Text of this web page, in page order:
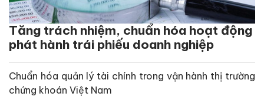
Tăng trách nhiệm, chuẩn hóa hoạt động
phát hành trái phiếu doanh nghiệp
Chuẩn hóa quản lý tài chính trong vận hành thị trường
chứng khoán Việt Nam